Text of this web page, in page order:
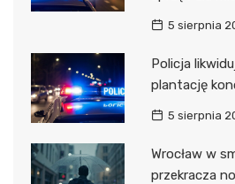
5 sierpnia
Policja
plantację
5 sierpnia
Wrocław w
przekracza